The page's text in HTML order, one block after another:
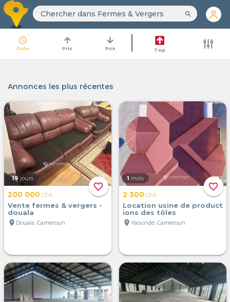
search
access_time
Date
arrow_upward
Prix
arrow_downward
Prix Top
Annonces les plus récentes
favorite_border
19 jours
200 000CFA
Vente fermes & vergers -
douala
location_on Douala, Cameroun
favorite_border
1 mois
2 300CFA
Location usine de product
ions des tôles
location_on Yaoundé, Cameroun